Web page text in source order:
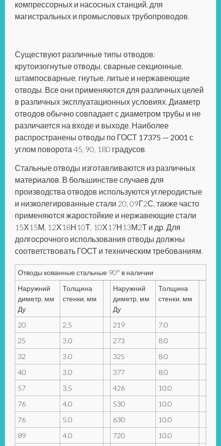
компрессорных и насосных станций, для
магистральных и промысловых трубопроводов.
Существуют различные типы отводов:
крутоизогнутые отводы, сварные секционные,
штампосварные, гнутые, литые и нержавеющие
отводы. Все они применяются для различных целей
в различных эксплуатационных условиях. Диаметр
отводов обычно совпадает с диаметром трубы и не
различается на входе и выходе. Наиболее
распространены отводы по ГОСТ 17375 — 2001 с
углом поворота 45, 90, 180 градусов.
Стальные отводы изготавливаются из различных
материалов. В большинстве случаев для
производства отводов используются углеродистые
и низколегированные стали 20, 09Г2С, также часто
применяются жаростойкие и нержавеющие стали
15Х15М, 12Х18Н10Т, 10Х17Н13М2Т и др. Для
долгосрочного использования отводы должны
соответствовать ГОСТ и техническим требованиям.
Отводы кованные стальные 90° в наличии
Наружний
диметр, мм
Ду
Толщина
стенки, мм
Наружний
диметр, мм
Ду
Толщина
стенки, мм
20 2,5 219
7.0
25
3.0 273
8.0
32
3.0 325
8.0
40
3.0 377
8.0
57
3,5 426
10.0
76
4.0 530
10.0
76
5.0 630
10.0
89
4.0 720
10.0